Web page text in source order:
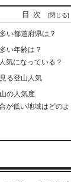
目次
い都道府県は？
い年齢は？
気になっている？
る登山人気
の人気度
が低い地域はどの